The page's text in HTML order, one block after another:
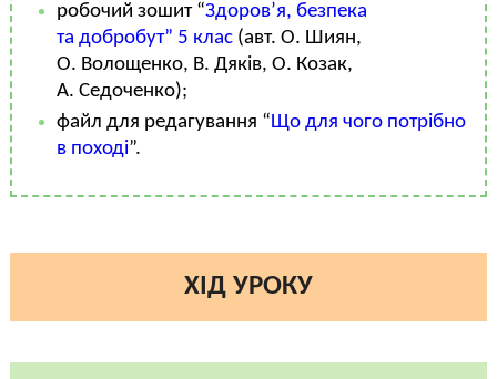
робочий зошит “Здоров’я, безпека
та добробут” 5 клас(авт. О. Шиян,
О. Волощенко, В. Дяків, О. Козак,
А. Седоченко);
файл для редагування “Що для чого потрібно
в поході”.
ХІД УРОКУ